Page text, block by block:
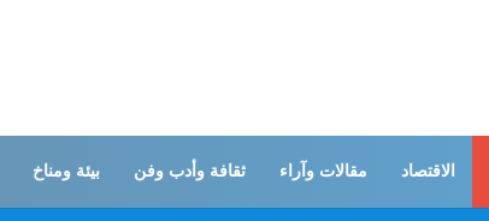
الاقتصاد مقالات وآراء ثقافة وأدب وفن بيئة ومناخ